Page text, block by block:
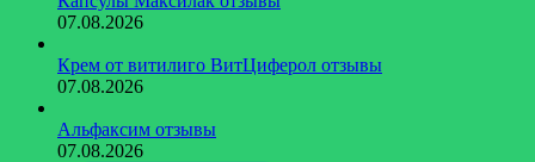
07.08.2026
Крем от витилиго ВитЦиферол отзывы
07.08.2026
Альфаксим отзывы
07.08.2026